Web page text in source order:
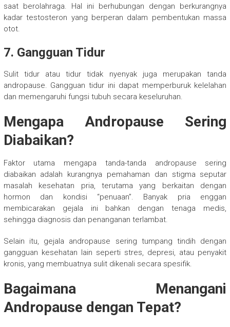
saat berolahraga. Hal ini berhubungan dengan berkurangnya
kadar testosteron yang berperan dalam pembentukan massa
otot.
7. Gangguan Tidur
Sulit tidur atau tidur tidak nyenyak juga merupakan tanda
andropause. Gangguan tidur ini dapat memperburuk kelelahan
dan memengaruhi fungsi tubuh secara keseluruhan.
Mengapa Andropause Sering
Diabaikan?
Faktor utama mengapa tanda-tanda andropause sering
diabaikan adalah kurangnya pemahaman dan stigma seputar
masalah kesehatan pria, terutama yang berkaitan dengan
hormon dan kondisi “penuaan”. Banyak pria enggan
membicarakan gejala ini bahkan dengan tenaga medis,
sehingga diagnosis dan penanganan terlambat.
Selain itu, gejala andropause sering tumpang tindih dengan
gangguan kesehatan lain seperti stres, depresi, atau penyakit
kronis, yang membuatnya sulit dikenali secara spesifik.
Bagaimana Menangani
Andropause dengan Tepat?